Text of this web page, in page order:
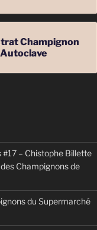
Champignon
– Chistophe Billette
Champignons de
du Supermarché